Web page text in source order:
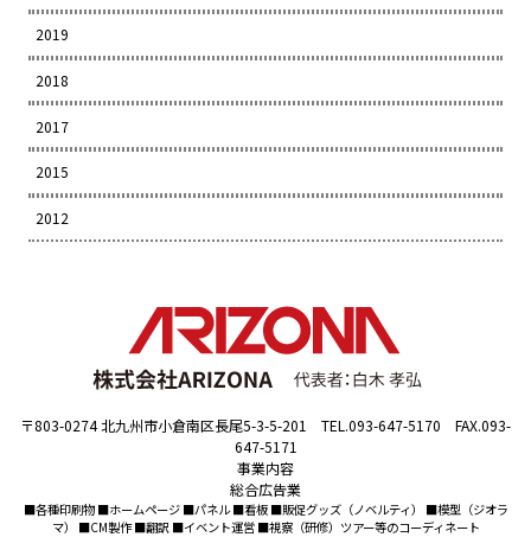
2019
2018
2017
2015
2012
〒803-0274 北九州市小倉南区長尾5-3-5-201 TEL.093-647-5170 FAX.093-
647-5171
事業内容
総合広告業
■各種印刷物 ■ホームページ ■パネル ■看板 ■販促グッズ（ノベルティ） ■模型（ジオラ
マ） ■CM製作 ■翻訳 ■イベント運営 ■視察（研修）ツアー等のコーディネート